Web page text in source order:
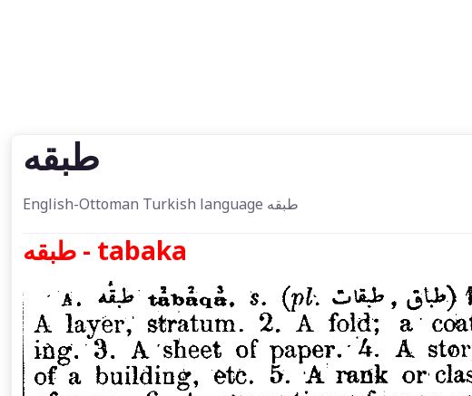
طبقه
English-Ottoman Turkish language طبقه
طبقه - tabaka